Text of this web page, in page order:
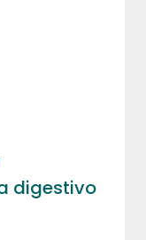
digestivo